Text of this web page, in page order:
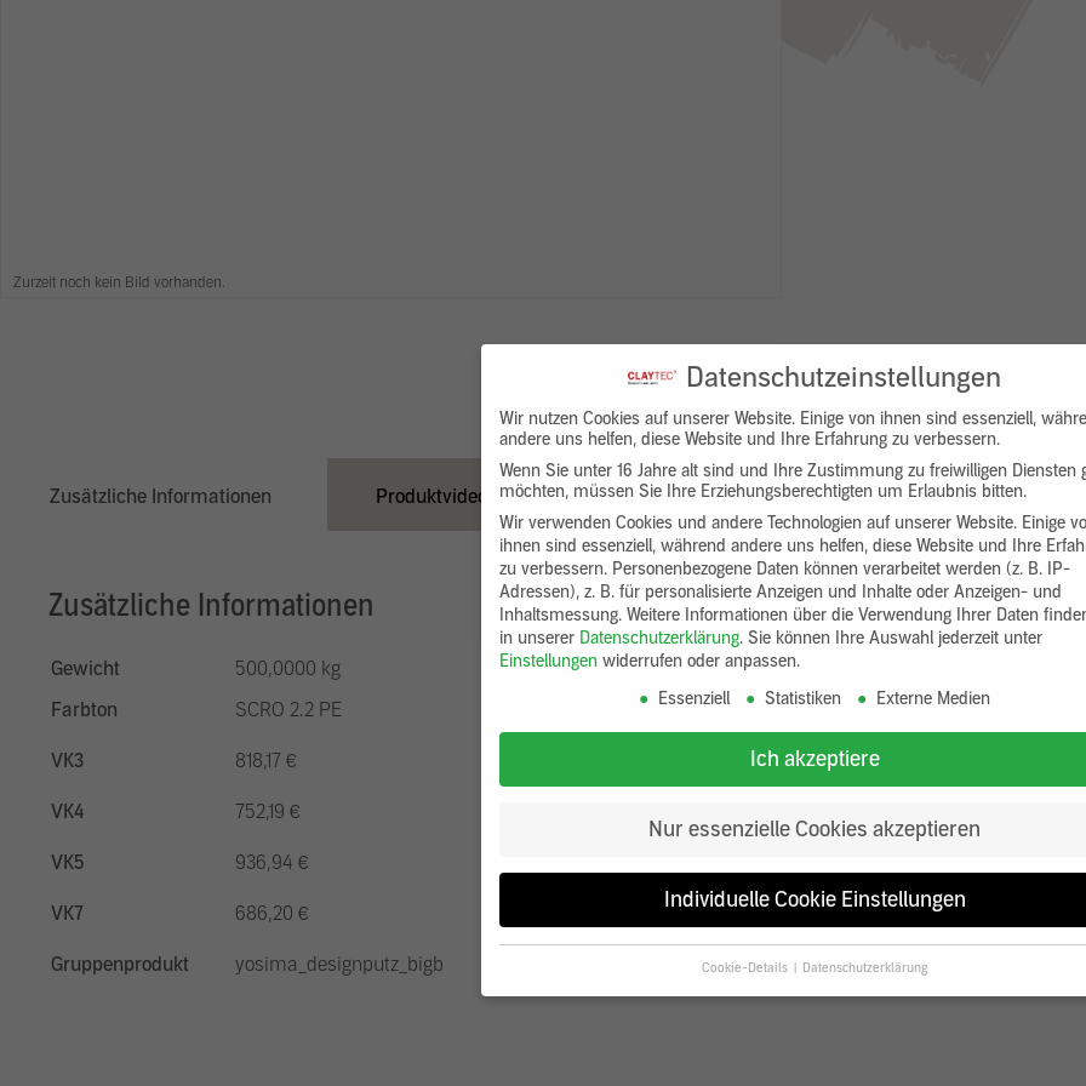
Zurzeit noch kein Bild vorhanden.
Zusätzliche Informationen Produktvideo Downloads Produktbeschreibung
Zusätzliche Informationen
Gewicht
500,0000 kg
Farbton
SCRO 2.2 PE
VK3 818,17 €
VK4 752,19 €
VK5 936,94 €
VK7 686,20 €
Gruppenprodukt yosima_designputz_bigb
Datenschutzeinstellungen
Wir nutzen Cookies auf unserer Website. Einige von ihnen sind essenziell,
andere uns helfen, diese Website und Ihre Erfahrung zu verbessern.
Wenn Sie unter 16 Jahre alt sind und Ihre Zustimmung zu freiwilligen Diensten
möchten, müssen Sie Ihre Erziehungsberechtigten um Erlaubnis bitten.
Wir verwenden Cookies und andere Technologien auf unserer Website. Einige
ihnen sind essenziell, während andere uns helfen, diese Website und Ihre
zu verbessern. Personenbezogene Daten können verarbeitet werden (z. B. IP-
Adressen), z. B. für personalisierte Anzeigen und Inhalte oder Anzeigen- und
Inhaltsmessung. Weitere Informationen über die Verwendung Ihrer Daten
in unserer Datenschutzerklärung. Sie können Ihre Auswahl jederzeit unter
Einstellungen widerrufen oder anpassen.
Essenziell
Statistiken Externe Medien
Ich akzeptiere
Nur essenzielle Cookies akzeptieren
Individuelle Cookie Einstellungen
Cookie-Details Datenschutzerklärung
Datenschutzeinstellungen